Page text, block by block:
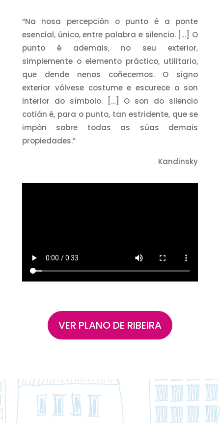
“Na nosa percepción o punto é a ponte
esencial, único, entre palabra e silencio. […] O
punto é ademais, no seu exterior,
simplemente o elemento práctico, utilitario,
que dende nenos coñecemos. O signo
exterior vólvese costume e escurece o son
interior do símbolo. […] O son do silencio
cotián é, para o punto, tan estridente, que se
impón sobre todas as súas demais
propiedades.”
Kandinsky
VER PLANO DE RIBEIRA